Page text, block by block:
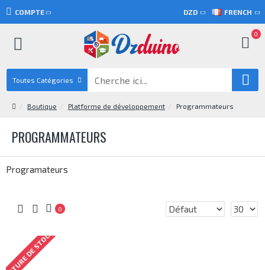
COMPTE DZD FRENCH
0
Toutes Catégories
Boutique Platforme de développement Programmateurs
PROGRAMMATEURS
Programateurs
0
DE STOCK